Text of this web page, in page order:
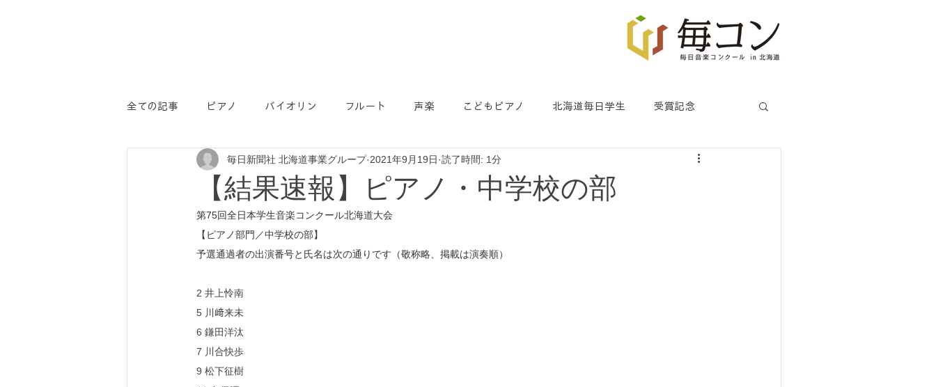
全ての記事 ピアノ バイオリン フルート 声楽 こどもピアノ 北海道毎日学生 受賞記念
PR
【結果速報】ピアノ・中学校の部
毎日新聞社 北海道事業グループ 2021年9月19日 読了時間: 1分
第75回全日本学生音楽コンクール北海道大会
【ピアノ部門／中学校の部】
予選通過者の出演番号と氏名は次の通りです（敬称略、掲載は演奏順）
2 井上怜南
5 川﨑来未
6 鎌田洋汰
7 川合快歩
9 松下征樹